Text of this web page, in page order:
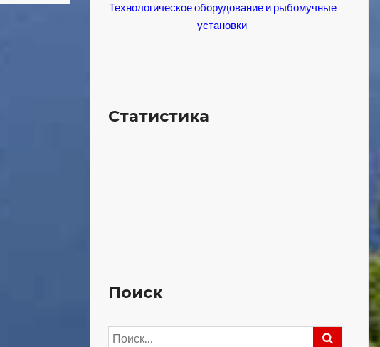
Технологическое оборудование и рыбомучные
установки
Статистика
Поиск
Найти: